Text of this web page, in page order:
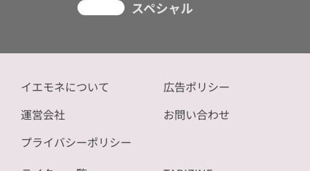
スペシャル
イエモネについて
運営会社
プライバシーポリシー
広告ポリシー
お問い合わせ